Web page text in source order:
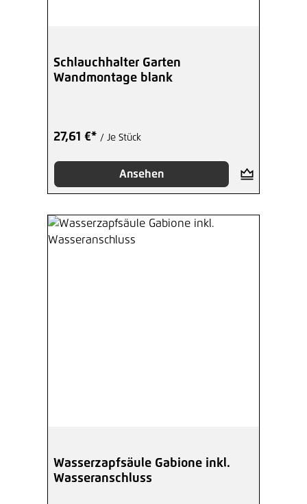
Schlauchhalter Garten
Wandmontage blank
27,61 €* / Je Stück
Ansehen
Wasserzapfsäule Gabione inkl.
Wasseranschluss